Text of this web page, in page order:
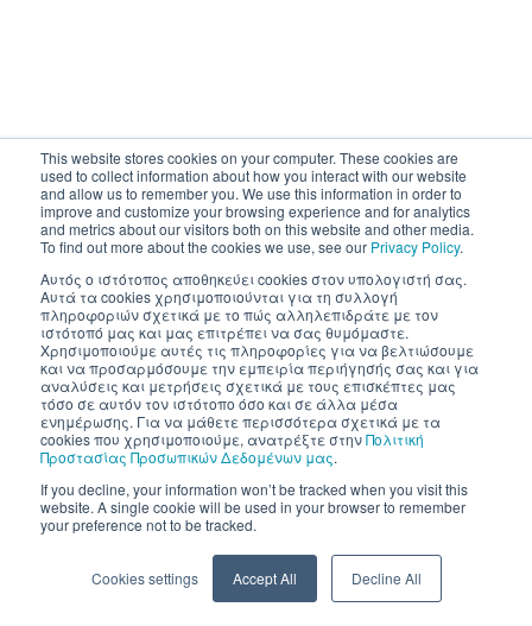
This website stores cookies on your computer. These cookies are
used to collect information about how you interact with our website
and allow us to remember you. We use this information in order to
improve and customize your browsing experience and for analytics
and metrics about our visitors both on this website and other media.
To find out more about the cookies we use, see our Privacy Policy.
Αυτός ο ιστότοπος αποθηκεύει cookies στον υπολογιστή σας.
Αυτά τα cookies χρησιμοποιούνται για τη συλλογή
πληροφοριών σχετικά με το πώς αλληλεπιδράτε με τον
ιστότοπό μας και μας επιτρέπει να σας θυμόμαστε.
Χρησιμοποιούμε αυτές τις πληροφορίες για να βελτιώσουμε
και να προσαρμόσουμε την εμπειρία περιήγησής σας και για
αναλύσεις και μετρήσεις σχετικά με τους επισκέπτες μας
τόσο σε αυτόν τον ιστότοπο όσο και σε άλλα μέσα
ενημέρωσης. Για να μάθετε περισσότερα σχετικά με τα
cookies που χρησιμοποιούμε, ανατρέξτε στηνΠολιτική
Προστασίας Προσωπικών Δεδομένων μας.
If you decline, your information won’t be tracked when you visit this
website. A single cookie will be used in your browser to remember
your preference not to be tracked.
Cookies settings Accept All Decline All